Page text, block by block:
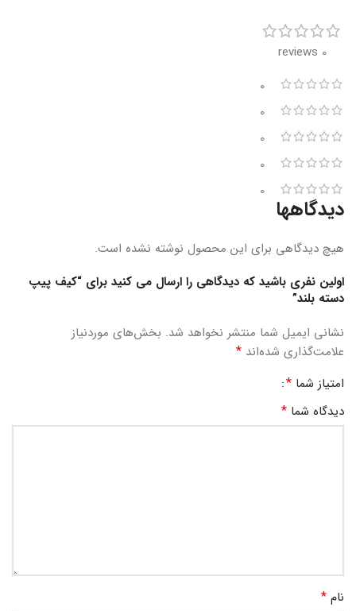
0 reviews
0
0
0
0
0
دیدگاهها
هیچ دیدگاهی برای این محصول نوشته نشده است.
اولین نفری باشید که دیدگاهی را ارسال می کنید برای “کیف پیپ
دسته بلند”
نشانی ایمیل شما منتشر نخواهد شد. بخش‌های موردنیاز
علامت‌گذاری شده‌اند *
امتیاز شما *
دیدگاه شما *
نام *